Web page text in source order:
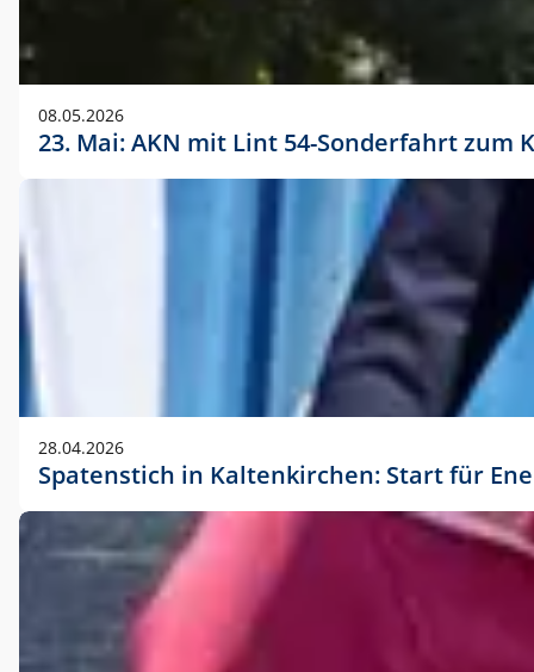
08.05.2026
23. Mai: AKN mit Lint 54-Sonderfahrt
28.04.2026
Spatenstich in Kaltenkirchen: Start für